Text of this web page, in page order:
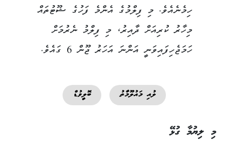
ހިމެނެއެވެ. މި ފިލްމުގެ އެންމެ ފަހުގެ ޝޫޓުތައް
މިހާރު ކުރިއަށް ދާއިރު، މި ފިލްމު ނެރުމަށް
ހަމަޖެހިފައިވަނީ އަންނަ އަހަރު ޖޫން 6 ގައެވެ.
ލުއި މައުލޫމާތު ބޮލީވުޑް
މި ލިޔުމާ ގުޅޭ